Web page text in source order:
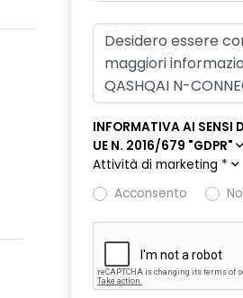
INFORMATIVA AI SENSI
UE N. 2016/679 "GDPR"
Attività di marketing *
Acconsento